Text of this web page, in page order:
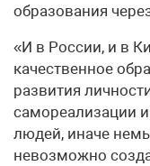
образования
«И в России, и в
качественное
развития
самореализации
людей, иначе
невозможно